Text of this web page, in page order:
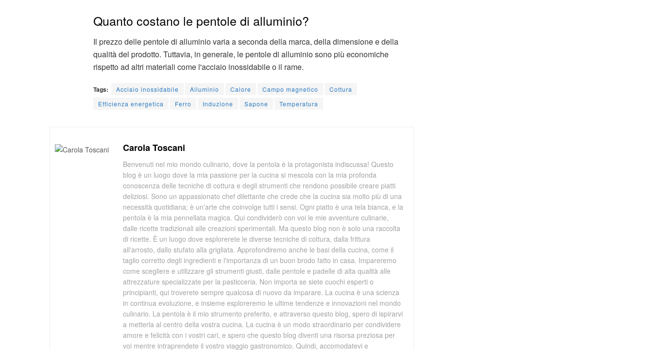
Quanto costano le pentole di alluminio?
Il prezzo delle pentole di alluminio varia a seconda della marca, della dimensione e della
qualità del prodotto. Tuttavia, in generale, le pentole di alluminio sono più economiche
rispetto ad altri materiali come l'acciaio inossidabile o il rame.
Tags: Acciaio inossidabile Alluminio Calore Campo magnetico
Cottura
Efficienza energetica
Ferro Induzione Sapone Temperatura
Carola Toscani
Benvenuti nel mio mondo culinario, dove la pentola è la protagonista indiscussa! Questo
blog è un luogo dove la mia passione per la cucina si mescola con la mia profonda
conoscenza delle tecniche di cottura e degli strumenti che rendono possibile creare piatti
deliziosi. Sono un appassionato chef dilettante che crede che la cucina sia molto più di una
necessità quotidiana; è un'arte che coinvolge tutti i sensi. Ogni piatto è una tela bianca, e la
pentola è la mia pennellata magica. Qui condividerò con voi le mie avventure culinarie,
dalle ricette tradizionali alle creazioni sperimentali. Ma questo blog non è solo una raccolta
di ricette. È un luogo dove esplorerete le diverse tecniche di cottura, dalla frittura
all'arrosto, dallo stufato alla grigliata. Approfondiremo anche le basi della cucina, come il
taglio corretto degli ingredienti e l'importanza di un buon brodo fatto in casa. Impareremo
come scegliere e utilizzare gli strumenti giusti, dalle pentole e padelle di alta qualità alle
attrezzature specializzate per la pasticceria. Non importa se siete cuochi esperti o
principianti, qui troverete sempre qualcosa di nuovo da imparare. La cucina è una scienza
in continua evoluzione, e insieme esploreremo le ultime tendenze e innovazioni nel mondo
culinario. La pentola è il mio strumento preferito, e attraverso questo blog, spero di ispirarvi
a metterla al centro della vostra cucina. La cucina è un modo straordinario per condividere
amore e felicità con i vostri cari, e spero che questo blog diventi una risorsa preziosa per
voi mentre intraprendete il vostro viaggio gastronomico. Quindi, accomodatevi e